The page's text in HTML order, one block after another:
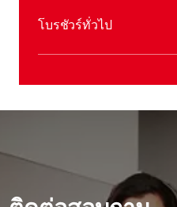
โบรชัวร์ทั่วไป